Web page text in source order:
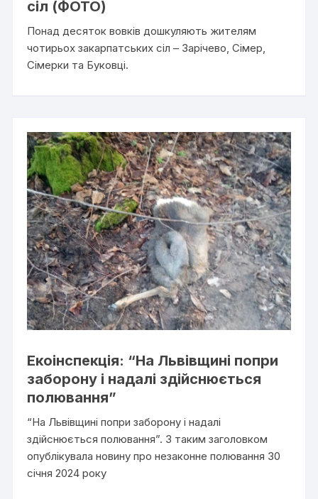
сіл (ФОТО)
Понад десяток вовків дошкуляють жителям
чотирьох закарпатських сіл – Зарічево, Сімер,
Сімерки та Буковці.
Екоінспекція: “На Львівщині попри
заборону і надалі здійснюється
полювання”
“На Львівщині попри заборону і надалі
здійснюється полювання”. З таким заголовком
опублікувала новину про незаконне полювання 30
січня 2024 року